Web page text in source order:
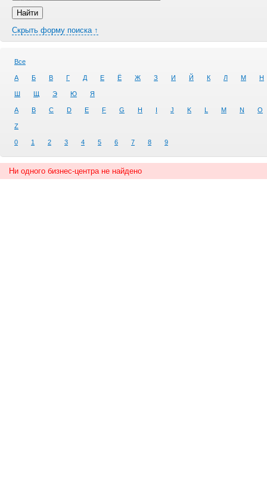
Скрыть форму поиска ↑
Все
А Б В Г Д Е Ё Ж З И Й К Л М Н
Ш Щ Э Ю Я
A B C D E F G H I J K L M N O
Z
0 1 2 3 4 5 6 7 8 9
Ни одного бизнес-центра не найдено